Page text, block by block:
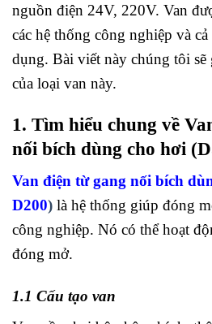
nguồn điện 24V, 220V. Van
các hệ thống công nghiệp và
dụng. Bài viết này chúng tôi
của loại van này.
1. Tìm hiểu chung về
nối bích dùng cho hơi
Van điện từ gang nối bích
D200) là hệ thống giúp đóng
công nghiệp. Nó có thể hoạt
đóng mở.
1.1 Cấu tạo van